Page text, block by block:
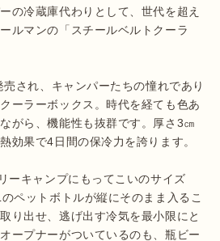
の冷蔵庫代わりとして、世代を超え
ルマンの「スチールベルトクーラ
され、キャンパーたちの憧れであり
ーラーボックス。時代を経ても色あ
がら、機能性も抜群です。厚さ3㎝
効果で4日間の保冷力を誇ります。
ーキャンプにもってこいのサイズ
ペットボトルが縦にそのまま入るこ
り出せ、逃げ出す冷気を最小限にと
ープナーがついているのも、瓶ビー